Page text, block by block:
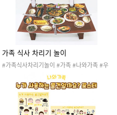
다 #주방 #아파트 #빌라 #인형극 #막대인형
#20260504가족2 #가족역할
가족 식사 차리기 놀이
#가족식사차리기놀이 #가족 #나와가족 #우
리가족 #가족구성원 #식사 #음식 #가족식사
#식기류 #숟가락 #젓가락 #포크 #수저세트
#상차리기 #아침 #점심 #저녁 #저녁차리기
놀이 #주방 #부엌 #주방놀이 #20260504가
족2 #가족역할